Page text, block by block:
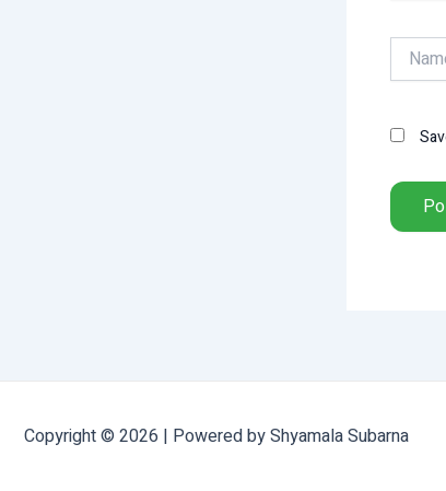
Name*
Copyright © 2026 | Powered by Shyamala Subarna